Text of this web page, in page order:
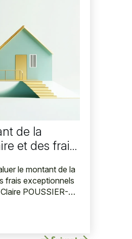
de la
et des frais
le montant de la
frais exceptionnels
POUSSIER-